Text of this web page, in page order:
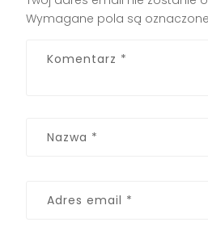
Wymagane pola są oznaczone